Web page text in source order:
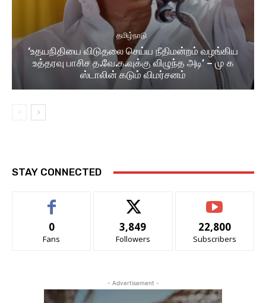
தமிழ்நாடு
‘உதயநிதியை விடுதலை செய்ய நீதிமன்றம் வழங்கிய
உத்தரவு பாசிச த.வே.க.வுக்கு விழுந்த அடி’ – மு க
ஸ்டாலின் கடும் விமர்சனம்
STAY CONNECTED
0
Fans
3,849
Followers
22,800
Subscribers
- Advertisement -